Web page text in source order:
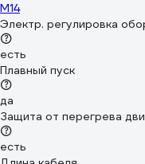
М14
Электр. регулировка
есть
Плавный пуск
да
Защита от перегрева
есть